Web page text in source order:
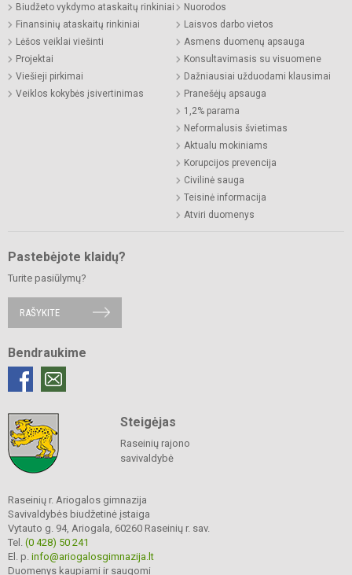
Biudžeto vykdymo ataskaitų rinkiniai
Finansinių ataskaitų rinkiniai
Lėšos veiklai viešinti
Projektai
Viešieji pirkimai
Veiklos kokybės įsivertinimas
Nuorodos
Laisvos darbo vietos
Asmens duomenų apsauga
Konsultavimasis su visuomene
Dažniausiai užduodami klausimai
Pranešėjų apsauga
1,2% parama
Neformalusis švietimas
Aktualu mokiniams
Korupcijos prevencija
Civilinė sauga
Teisinė informacija
Atviri duomenys
Pastebėjote klaidų?
Turite pasiūlymų?
RAŠYKITE
Bendraukime
Steigėjas
Raseinių rajono
savivaldybė
Raseinių r. Ariogalos gimnazija
Savivaldybės biudžetinė įstaiga
Vytauto g. 94, Ariogala, 60260 Raseinių r. sav.
Tel. (0 428) 50 241
El. p. info@ariogalosgimnazija.lt
Duomenys kaupiami ir saugomi